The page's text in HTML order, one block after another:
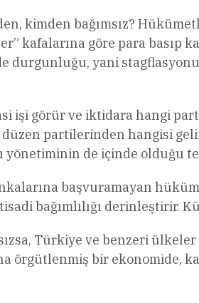
kimden bağımsız?
kafalarına göre para basıp
yani stagflasyonu
görür ve iktidara hangi
partilerinden hangisi
yönetiminin de içinde olduğu
başvuramayan
bağımlılığı derinleştirir.
Türkiye ve benzeri
örgütlenmiş bir